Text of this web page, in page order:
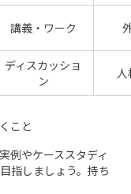
講義・ワーク
ディスカッショ
ン
こと
例やケーススタディ
指しましょう。持ち